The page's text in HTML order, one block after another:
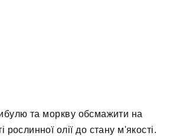
та моркву обсмажити на
рослинної олії до стану м'якості.